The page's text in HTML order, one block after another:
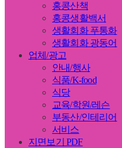
홍콩산책
홍콩생활백서
생활회화 푸통화
생활회화 광동어
업체/광고
안내/행사
식품/K-food
식당
교육/학원/레슨
부동산/인테리어
서비스
지면보기 PDF